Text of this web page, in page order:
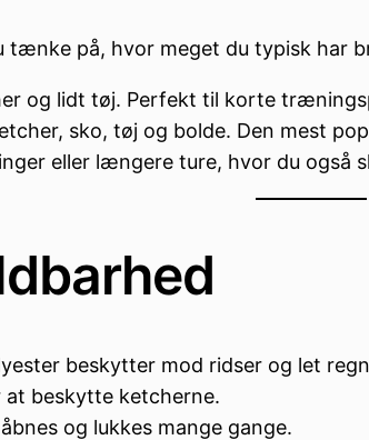
på, hvor meget du typisk har
og lidt tøj. Perfekt til korte
sko, tøj og bolde. Den mest
eller længere ture, hvor du også
beskytter mod ridser og let
beskytte ketcherne.
og lukkes mange gange.